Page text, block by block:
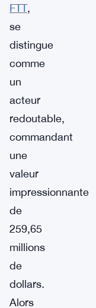
FTT,
se
distingue
comme
un
acteur
redoutable,
commandant
une
valeur
impressionnante
de
259,65
millions
de
dollars.
Alors